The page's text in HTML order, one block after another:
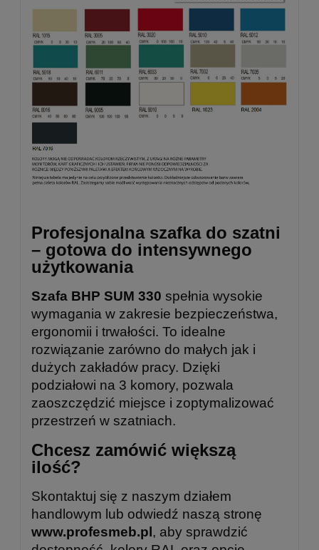
Profesjonalna szafka do szatni
– gotowa do intensywnego
użytkowania
Szafa BHP SUM 330 spełnia wysokie
wymagania w zakresie bezpieczeństwa,
ergonomii i trwałości. To idealne
rozwiązanie zarówno do małych jak i
dużych zakładów pracy. Dzięki
podziałowi na 3 komory, pozwala
zaoszczędzić miejsce i zoptymalizować
przestrzeń w szatniach.
Chcesz zamówić większą
ilość?
Skontaktuj się z naszym działem
handlowym lub odwiedź naszą stronę
www.profesmeb.pl , aby sprawdzić